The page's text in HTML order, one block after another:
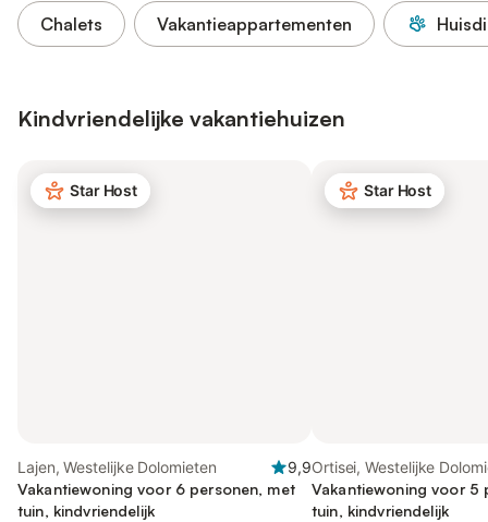
Chalets Vakantieappartementen
Kindvriendelijke vakantiehuizen
Star Host
Lajen, Westelijke Dolomieten
9,9
Vakantiewoning voor 6 personen, met
tuin, kindvriendelijk
Star Host
Ortisei, Westelijke
Vakantiewoning voor 5
tuin, kindvriendelijk